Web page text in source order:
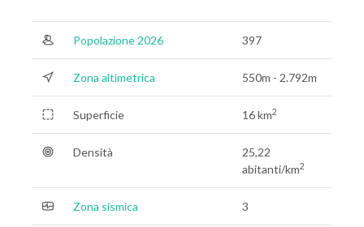
Popolazione 2026 397
Zona altimetrica 550m - 2.792m
Superficie 16 km2
Densità
25,22
abitanti/km2
Zona sismica 3